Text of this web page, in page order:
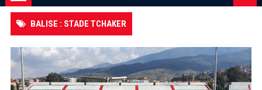
BALISE : STADE TCHAKER